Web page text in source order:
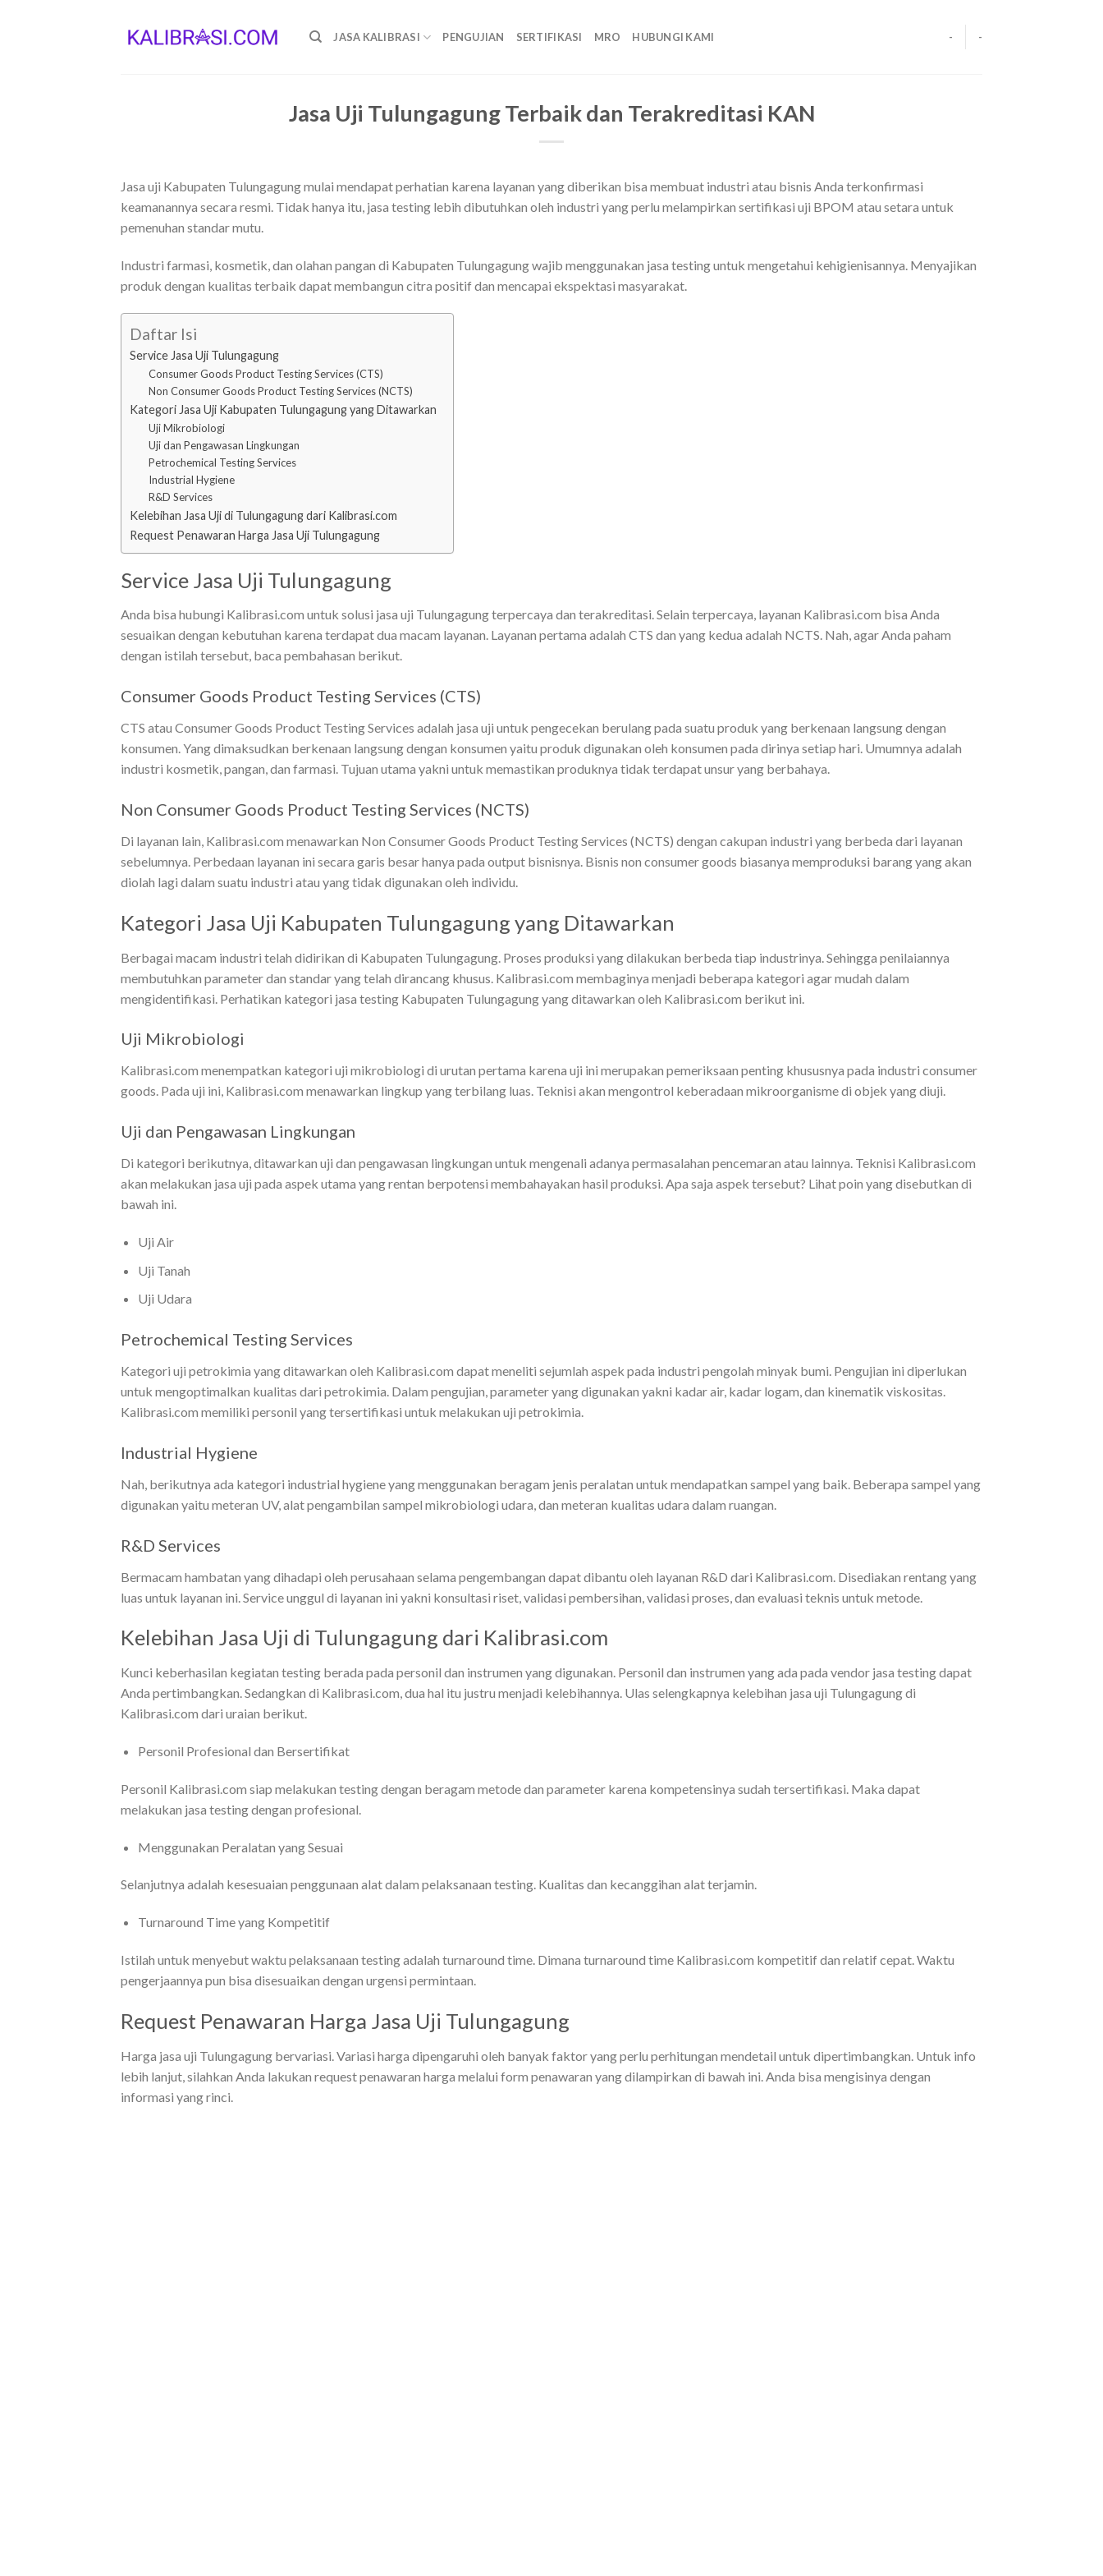
JASA KALIBRASI PENGUJIAN SERTIFIKASI MRO HUBUNGI KAMI - -
Jasa Uji Tulungagung Terbaik dan Terakreditasi KAN
Jasa uji Kabupaten Tulungagung mulai mendapat perhatian karena layanan yang diberikan bisa membuat industri atau bisnis Anda terkonfirmasi
keamanannya secara resmi. Tidak hanya itu, jasa testing lebih dibutuhkan oleh industri yang perlu melampirkan sertifikasi uji BPOM atau setara untuk
pemenuhan standar mutu.
Industri farmasi, kosmetik, dan olahan pangan di Kabupaten Tulungagung wajib menggunakan jasa testing untuk mengetahui kehigienisannya. Menyajikan
produk dengan kualitas terbaik dapat membangun citra positif dan mencapai ekspektasi masyarakat.
Daftar Isi
Service Jasa Uji Tulungagung
Consumer Goods Product Testing Services (CTS)
Non Consumer Goods Product Testing Services (NCTS)
Kategori Jasa Uji Kabupaten Tulungagung yang Ditawarkan
Uji Mikrobiologi
Uji dan Pengawasan Lingkungan
Petrochemical Testing Services
Industrial Hygiene
R&D Services
Kelebihan Jasa Uji di Tulungagung dari Kalibrasi.com
Request Penawaran Harga Jasa Uji Tulungagung
Service Jasa Uji Tulungagung
Anda bisa hubungi Kalibrasi.com untuk solusi jasa uji Tulungagung terpercaya dan terakreditasi. Selain terpercaya, layanan Kalibrasi.com bisa Anda
sesuaikan dengan kebutuhan karena terdapat dua macam layanan. Layanan pertama adalah CTS dan yang kedua adalah NCTS. Nah, agar Anda paham
dengan istilah tersebut, baca pembahasan berikut.
Consumer Goods Product Testing Services (CTS)
CTS atau Consumer Goods Product Testing Services adalah jasa uji untuk pengecekan berulang pada suatu produk yang berkenaan langsung dengan
konsumen. Yang dimaksudkan berkenaan langsung dengan konsumen yaitu produk digunakan oleh konsumen pada dirinya setiap hari. Umumnya adalah
industri kosmetik, pangan, dan farmasi. Tujuan utama yakni untuk memastikan produknya tidak terdapat unsur yang berbahaya.
Non Consumer Goods Product Testing Services (NCTS)
Di layanan lain, Kalibrasi.com menawarkan Non Consumer Goods Product Testing Services (NCTS) dengan cakupan industri yang berbeda dari layanan
sebelumnya. Perbedaan layanan ini secara garis besar hanya pada output bisnisnya. Bisnis non consumer goods biasanya memproduksi barang yang akan
diolah lagi dalam suatu industri atau yang tidak digunakan oleh individu.
Kategori Jasa Uji Kabupaten Tulungagung yang Ditawarkan
Berbagai macam industri telah didirikan di Kabupaten Tulungagung. Proses produksi yang dilakukan berbeda tiap industrinya. Sehingga penilaiannya
membutuhkan parameter dan standar yang telah dirancang khusus. Kalibrasi.com membaginya menjadi beberapa kategori agar mudah dalam
mengidentifikasi. Perhatikan kategori jasa testing Kabupaten Tulungagung yang ditawarkan oleh Kalibrasi.com berikut ini.
Uji Mikrobiologi
Kalibrasi.com menempatkan kategori uji mikrobiologi di urutan pertama karena uji ini merupakan pemeriksaan penting khususnya pada industri consumer
goods. Pada uji ini, Kalibrasi.com menawarkan lingkup yang terbilang luas. Teknisi akan mengontrol keberadaan mikroorganisme di objek yang diuji.
Uji dan Pengawasan Lingkungan
Di kategori berikutnya, ditawarkan uji dan pengawasan lingkungan untuk mengenali adanya permasalahan pencemaran atau lainnya. Teknisi Kalibrasi.com
akan melakukan jasa uji pada aspek utama yang rentan berpotensi membahayakan hasil produksi. Apa saja aspek tersebut? Lihat poin yang disebutkan di
bawah ini.
Uji Air
Uji Tanah
Uji Udara
Petrochemical Testing Services
Kategori uji petrokimia yang ditawarkan oleh Kalibrasi.com dapat meneliti sejumlah aspek pada industri pengolah minyak bumi. Pengujian ini diperlukan
untuk mengoptimalkan kualitas dari petrokimia. Dalam pengujian, parameter yang digunakan yakni kadar air, kadar logam, dan kinematik viskositas.
Kalibrasi.com memiliki personil yang tersertifikasi untuk melakukan uji petrokimia.
Industrial Hygiene
Nah, berikutnya ada kategori industrial hygiene yang menggunakan beragam jenis peralatan untuk mendapatkan sampel yang baik. Beberapa sampel yang
digunakan yaitu meteran UV, alat pengambilan sampel mikrobiologi udara, dan meteran kualitas udara dalam ruangan.
R&D Services
Bermacam hambatan yang dihadapi oleh perusahaan selama pengembangan dapat dibantu oleh layanan R&D dari Kalibrasi.com. Disediakan rentang yang
luas untuk layanan ini. Service unggul di layanan ini yakni konsultasi riset, validasi pembersihan, validasi proses, dan evaluasi teknis untuk metode.
Kelebihan Jasa Uji di Tulungagung dari Kalibrasi.com
Kunci keberhasilan kegiatan testing berada pada personil dan instrumen yang digunakan. Personil dan instrumen yang ada pada vendor jasa testing dapat
Anda pertimbangkan. Sedangkan di Kalibrasi.com, dua hal itu justru menjadi kelebihannya. Ulas selengkapnya kelebihan jasa uji Tulungagung di
Kalibrasi.com dari uraian berikut.
Personil Profesional dan Bersertifikat
Personil Kalibrasi.com siap melakukan testing dengan beragam metode dan parameter karena kompetensinya sudah tersertifikasi. Maka dapat
melakukan jasa testing dengan profesional.
Menggunakan Peralatan yang Sesuai
Selanjutnya adalah kesesuaian penggunaan alat dalam pelaksanaan testing. Kualitas dan kecanggihan alat terjamin.
Turnaround Time yang Kompetitif
Istilah untuk menyebut waktu pelaksanaan testing adalah turnaround time. Dimana turnaround time Kalibrasi.com kompetitif dan relatif cepat. Waktu
pengerjaannya pun bisa disesuaikan dengan urgensi permintaan.
Request Penawaran Harga Jasa Uji Tulungagung
Harga jasa uji Tulungagung bervariasi. Variasi harga dipengaruhi oleh banyak faktor yang perlu perhitungan mendetail untuk dipertimbangkan. Untuk info
lebih lanjut, silahkan Anda lakukan request penawaran harga melalui form penawaran yang dilampirkan di bawah ini. Anda bisa mengisinya dengan
informasi yang rinci.